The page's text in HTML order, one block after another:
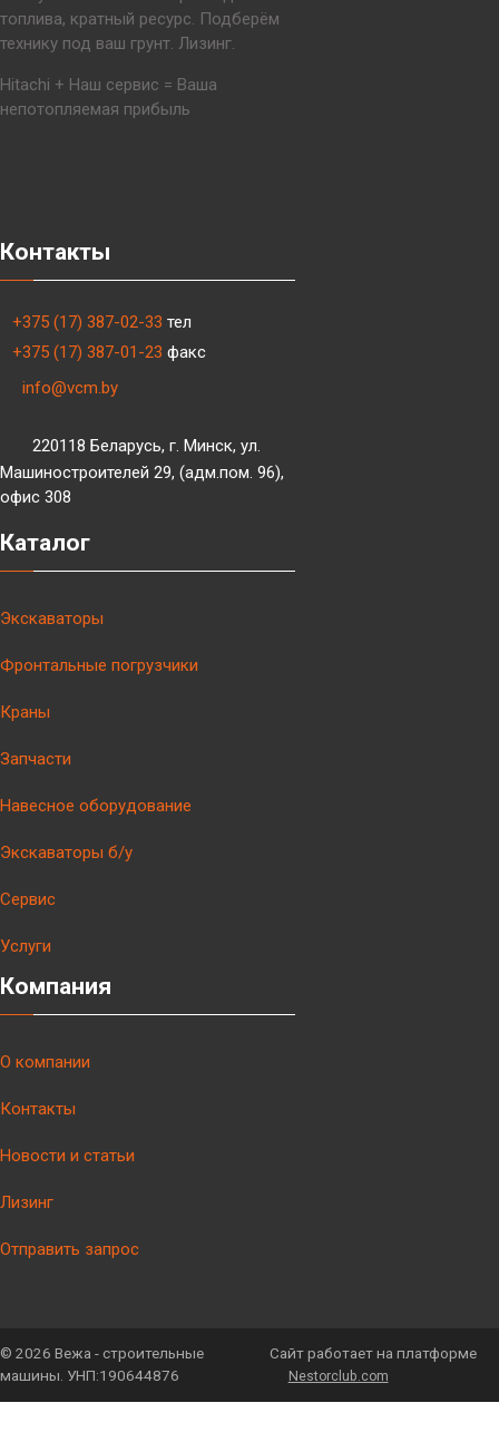
топлива, кратный ресурс. Подберём
технику под ваш грунт. Лизинг.
Hitachi + Наш сервис = Ваша
непотопляемая прибыль
Контакты
+375 (17) 387-02-33 тел
+375 (17) 387-01-23 факс
info@vcm.by
220118 Беларусь, г. Минск, ул.
Машиностроителей 29, (адм.пом. 96),
офис 308
Каталог
Экскаваторы
Фронтальные погрузчики
Краны
Запчасти
Навесное оборудование
Экскаваторы б/у
Сервис
Услуги
Компания
О компании
Контакты
Новости и статьи
Лизинг
Отправить запрос
© 2026 Вежа - строительные
машины. УНП:190644876
Сайт работает на платформе
Nestorclub.com